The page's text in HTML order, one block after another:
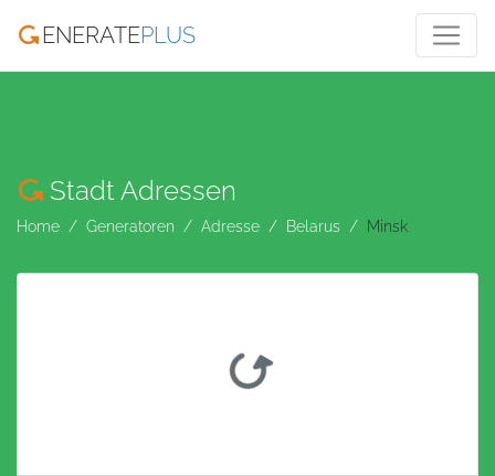
ENERATEPLUS
Stadt Adressen
Home Generatoren Adresse Belarus Minsk